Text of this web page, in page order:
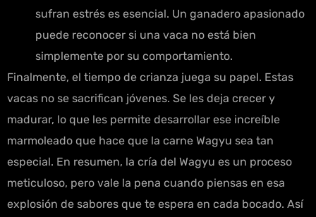
sufran estrés es esencial. Un ganadero apasionado
puede reconocer si una vaca no está bien
simplemente por su comportamiento.
Finalmente, el tiempo de crianza juega su papel. Estas
vacas no se sacrifican jóvenes. Se les deja crecer y
madurar, lo que les permite desarrollar ese increíble
marmoleado que hace que la carne Wagyu sea tan
especial. En resumen, la cría del Wagyu es un proceso
meticuloso, pero vale la pena cuando piensas en esa
explosión de sabores que te espera en cada bocado. Así